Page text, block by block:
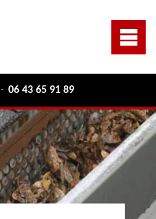
- 06 43 65 91 89